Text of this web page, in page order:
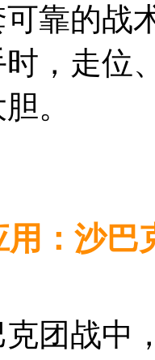
靠的战
，走位
。
用：沙巴
团战中